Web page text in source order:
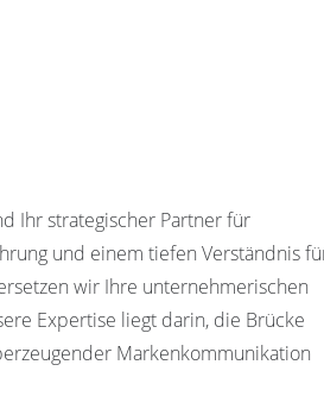
Ihr strategischer Partner für
und einem tiefen Verständnis
wir Ihre unternehmerischen
Expertise liegt darin, die Brücke
Markenkommunikation